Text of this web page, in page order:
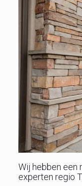
Wij hebben een
experten regio